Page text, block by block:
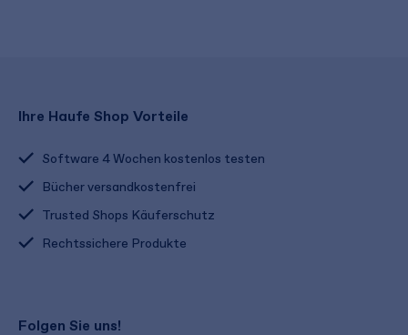
Ihre Haufe Shop Vorteile
Software 4 Wochen kostenlos testen
Bücher versandkostenfrei
Trusted Shops Käuferschutz
Rechtssichere Produkte
Folgen Sie uns!